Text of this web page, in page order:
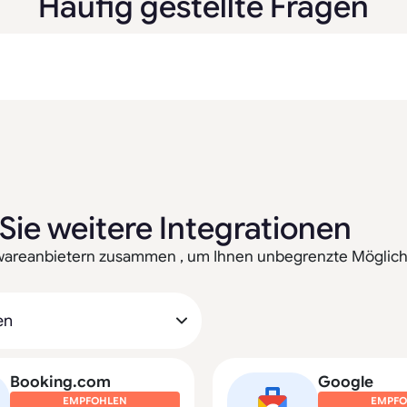
weitere Integrationen
zusammen , um Ihnen unbegrenzte
Booking.com
EMPFOHLEN
Google